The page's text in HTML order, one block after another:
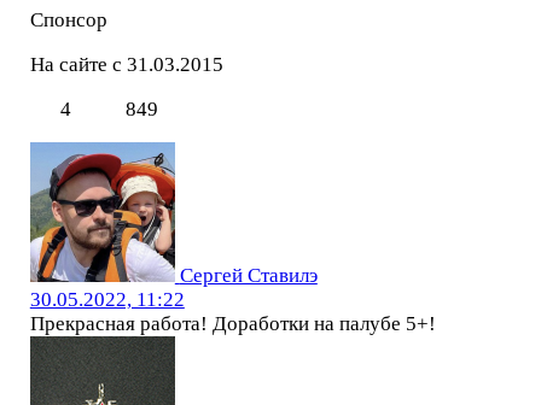
Спонсор
На сайте с 31.03.2015
4
849
Сергей Ставилэ
30.05.2022, 11:22
Прекрасная работа! Доработки на палубе 5+!